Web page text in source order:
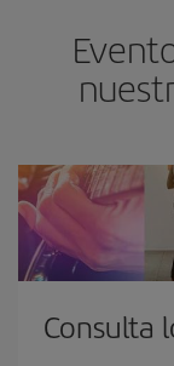
Consulta